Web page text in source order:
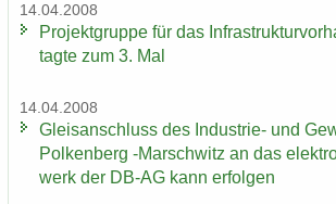
14.04.2008
Pro­jekt­grup­pe für das
tagte zum 3. Mal
14.04.2008
Gleis­an­schluss des Industrie-​ und
Pol­ken­berg -​Marschwitz an das
werk der DB-AG kann er­fol­gen